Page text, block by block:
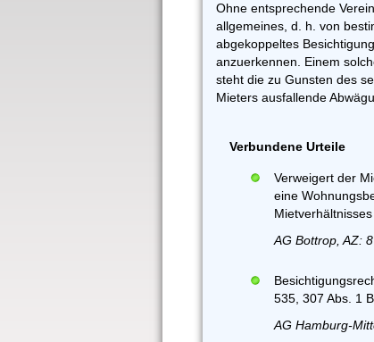
Ohne entsprechende
allgemeines, d. h. von
abgekoppeltes
anzuerkennen. Einem
steht die zu Gunsten des
Mieters ausfallende
Verbundene Urteile
Verweigert der
eine
AG Bottrop, AZ:
535, 307 Abs. 1
AG Hamburg-